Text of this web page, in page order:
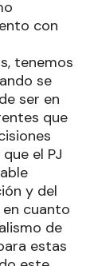
con
tenemos
se
ser en
que
el PJ
y del
cuanto
de
estas